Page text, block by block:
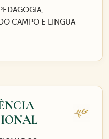
CAMPO E LINGUA